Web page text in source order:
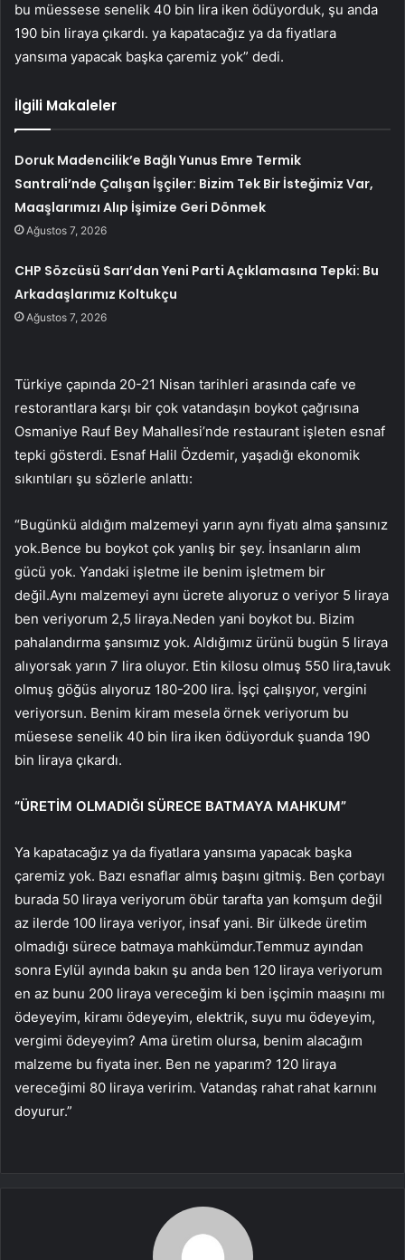
bu müessese senelik 40 bin lira iken ödüyorduk, şu anda
190 bin liraya çıkardı. ya kapatacağız ya da fiyatlara
yansıma yapacak başka çaremiz yok” dedi.
İlgili Makaleler
Doruk Madencilik’e Bağlı Yunus Emre Termik
Santrali’nde Çalışan İşçiler: Bizim Tek Bir İsteğimiz Var,
Maaşlarımızı Alıp İşimize Geri Dönmek
Ağustos 7, 2026
CHP Sözcüsü Sarı’dan Yeni Parti Açıklamasına Tepki: Bu
Arkadaşlarımız Koltukçu
Ağustos 7, 2026
Türkiye çapında 20-21 Nisan tarihleri arasında cafe ve
restorantlara karşı bir çok vatandaşın boykot çağrısına
Osmaniye Rauf Bey Mahallesi’nde restaurant işleten esnaf
tepki gösterdi. Esnaf Halil Özdemir, yaşadığı ekonomik
sıkıntıları şu sözlerle anlattı:
“Bugünkü aldığım malzemeyi yarın aynı fiyatı alma şansınız
yok.Bence bu boykot çok yanlış bir şey. İnsanların alım
gücü yok. Yandaki işletme ile benim işletmem bir
değil.Aynı malzemeyi aynı ücrete alıyoruz o veriyor 5 liraya
ben veriyorum 2,5 liraya.Neden yani boykot bu. Bizim
pahalandırma şansımız yok. Aldığımız ürünü bugün 5 liraya
alıyorsak yarın 7 lira oluyor. Etin kilosu olmuş 550 lira,tavuk
olmuş göğüs alıyoruz 180-200 lira. İşçi çalışıyor, vergini
veriyorsun. Benim kiram mesela örnek veriyorum bu
müesese senelik 40 bin lira iken ödüyorduk şuanda 190
bin liraya çıkardı.
“ÜRETİM OLMADIĞI SÜRECE BATMAYA MAHKUM”
Ya kapatacağız ya da fiyatlara yansıma yapacak başka
çaremiz yok. Bazı esnaflar almış başını gitmiş. Ben çorbayı
burada 50 liraya veriyorum öbür tarafta yan komşum değil
az ilerde 100 liraya veriyor, insaf yani. Bir ülkede üretim
olmadığı sürece batmaya mahkümdur.Temmuz ayından
sonra Eylül ayında bakın şu anda ben 120 liraya veriyorum
en az bunu 200 liraya vereceğim ki ben işçimin maaşını mı
ödeyeyim, kiramı ödeyeyim, elektrik, suyu mu ödeyeyim,
vergimi ödeyeyim? Ama üretim olursa, benim alacağım
malzeme bu fiyata iner. Ben ne yaparım? 120 liraya
vereceğimi 80 liraya veririm. Vatandaş rahat rahat karnını
doyurur.”